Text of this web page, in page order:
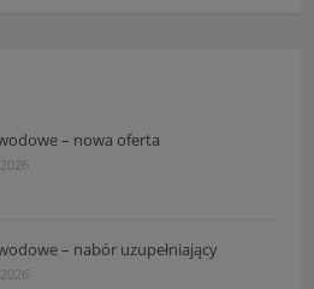
– nowa oferta
– nabór uzupełniający